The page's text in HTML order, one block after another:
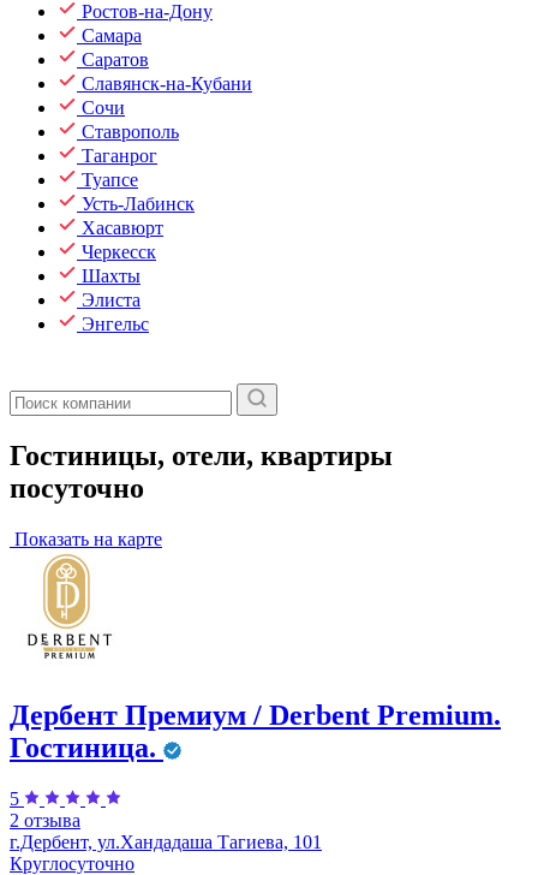
Ростов-на-Дону
Самара
Саратов
Славянск-на-Кубани
Сочи
Ставрополь
Таганрог
Туапсе
Усть-Лабинск
Хасавюрт
Черкесск
Шахты
Элиста
Энгельс
Гостиницы, отели, квартиры
посуточно
Показать на карте
Дербент Премиум / Derbent Premium.
Гостиница.
5
2 отзыва
г.Дербент, ул.​Хандадаша Тагиева, 101
Круглосуточно